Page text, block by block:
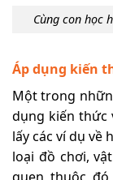
Cùng con học
Áp dụng kiến
Một trong
dụng kiến thức
lấy các ví dụ về
loại đồ chơi,